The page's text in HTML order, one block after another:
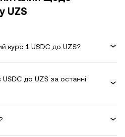
UZS
курс 1 USDC до UZS?
до UZS за останні